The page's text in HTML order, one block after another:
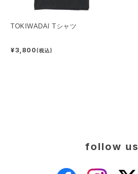
TOKIWADAI Tシャツ
¥3,800(税込)
follow us